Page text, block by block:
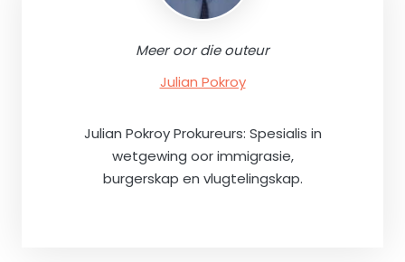
Meer oor die outeur
Julian Pokroy
Julian Pokroy Prokureurs: Spesialis in
wetgewing oor immigrasie,
burgerskap en vlugtelingskap.